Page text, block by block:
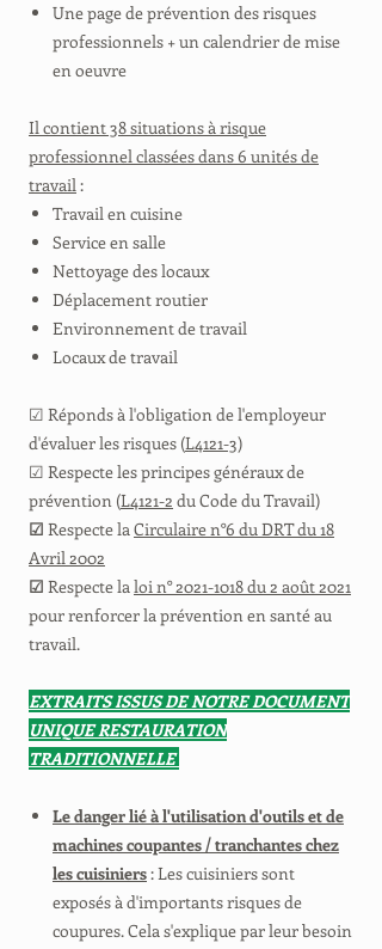
Une page de prévention des risques
professionnels + un calendrier de mise
en oeuvre
Il contient 38 situations à risque
professionnel classées dans 6 unités de
travail:
Travail en cuisine
Service en salle
Nettoyage des locaux
Déplacement routier
Environnement de travail
Locaux de travail
☑ Réponds à l'obligation de l'employeur
d'évaluer les risques (L4121-3)
☑ Respecte les principes généraux de
prévention (L4121-2 du Code du Travail)
☑ Respecte laCirculaire n°6 du DRT du 18
Avril 2002
☑ Respecte laloi n° 2021-1018 du 2 août 2021
pour renforcer la prévention en santé au
travail.
EXTRAITS ISSUS DE NOTRE DOCUMENT
UNIQUE RESTAURATION
TRADITIONNELLE
Le danger lié à l'utilisation d'outils et de
machines coupantes / tranchantes chez
les cuisiniers: Les cuisiniers sont
exposés à d'importants risques de
coupures. Cela s'explique par leur besoin